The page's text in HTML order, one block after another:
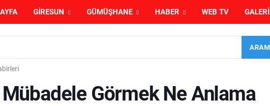
GIRESUN GÜMÜŞHANE HABER WEB TV GALERI
Görmek Ne Anlama